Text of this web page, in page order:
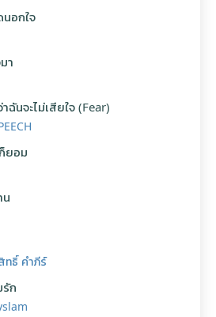
อกใจ
า
ฉันจะไม่เสียใจ (Fear)
ยอม
น
ทธิ์ คำภีร์
รัก